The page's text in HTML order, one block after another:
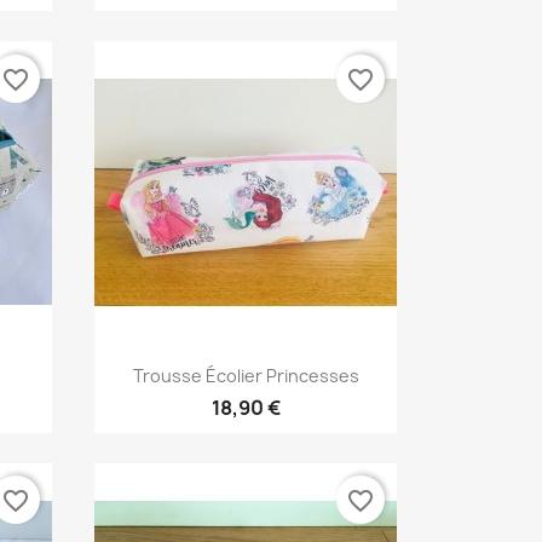
favorite_border
Aperçu rapide
Trousse Écolier Princesses
18,90 €
favorite_border
favorite_border favorite_border